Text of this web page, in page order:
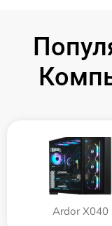
Ardor X040